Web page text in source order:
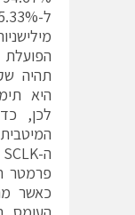
לכן,
ה-SCLK הגבוה ביותר האפשרי.
פרמטר
כאשר